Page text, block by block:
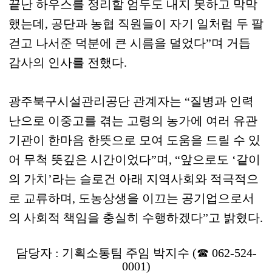
끝난 하우스를 정리할 엄두도 내지 못하고 막막
했는데 , 공단과 농협 직원들이 자기 일처럼 두 팔
걷고 나서준 덕분에 큰 시름을 덜었다”며 거듭
감사의 인사를 전했다.
광주북구시설관리공단 관계자는 “질병과 인력
난으로 이중고를 겪는 고령의 농가에 여러 유관
기관이 한마음 한뜻으로 모여 도움을 드릴 수 있
어 무척 뜻깊은 시간이었다”며 , “앞으로도 ‘같이
의 가치 ’라는 슬로건 아래 지역사회와 적극적으
로 교류하며 , 도농상생을 이끄는 공기업으로서
의 사회적 책임을 충실히 수행하겠다”고 밝혔다.
담당자 : 기획소통팀 주임 박지수 (☎ 062-524-
0001)